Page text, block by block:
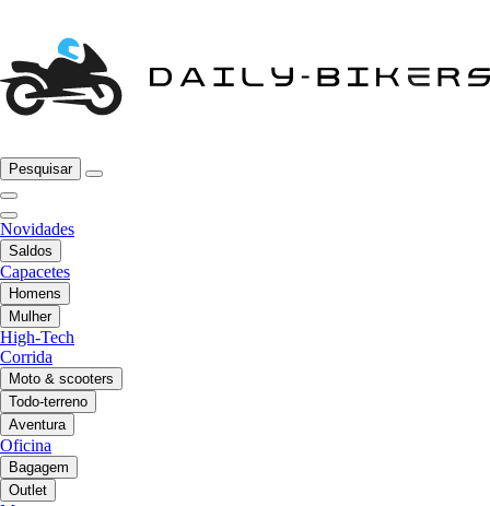
Pesquisar
Novidades
Saldos
Capacetes
Homens
Mulher
High-Tech
Corrida
Moto & scooters
Todo-terreno
Aventura
Oficina
Bagagem
Outlet